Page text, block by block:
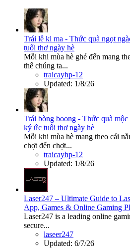
Trái lê ki ma - Thức quà ngọt
tuổi thơ ngày hè
Mỗi khi mùa hè ghé đến mang
thể chúng ta...
traicayhp-12
Updated: 1/8/26
Trái bòng boong - Thức quà
ký ức tuổi thơ ngày hè
Mỗi khi mùa hè mang theo cái
chợt đến chợt...
traicayhp-12
Updated: 1/8/26
Laser247 – Ultimate Guide to
App, Games & Online Gaming
Laser247 is a leading online
secure...
laseer247
Updated: 6/7/26